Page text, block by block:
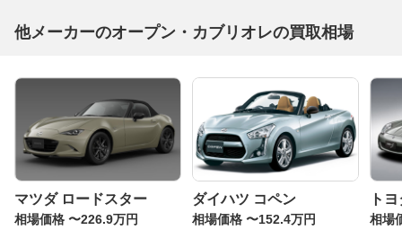
他メーカーのオープン・カブリオレの買取相場
マツダ ロードスター
相場価格 〜226.9万円
ダイハツ コペン
相場価格 〜152.4万円
ト
相場